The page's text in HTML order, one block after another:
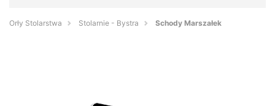
Orły Stolarstwa Stolarnie - Bystra Schody Marszałek